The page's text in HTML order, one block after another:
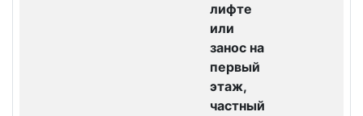
лифте
или
занос на
первый
этаж,
частный